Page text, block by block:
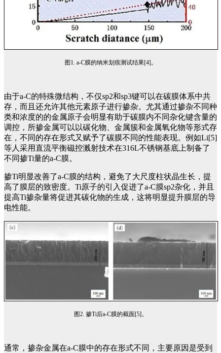
图1. a-C膜的纳米划痕测试结果[4]。
由于a-C的特殊微结构，不仅sp2和sp3键可以在碳膜体系中共
存，而且还允许其他元素原子进行掺杂。 尤其通过掺杂不同种
类和浓度的的金属原子会明显有助于碳膜内不同杂化键含量的
调控，所掺金属可以以碳化物、金属簇和金属氧化物等形式存
在，不同的存在形式又赋予了碳膜不同的性能表现。 例如Li[5]
等人采用直流平衡磁控溅射技术在316L不锈钢基底上制备了
不同掺Ti量的a-C膜。
掺Ti明显改善了a-C膜的结构，避免了大尺度柱状晶生长，提
高了膜层的致密度。Ti原子的引入促进了a-C膜sp2杂化，并且
提高Ti掺杂量将促进其碳化物的生成，这将明显提升膜层的导
电性能。
图2. 掺Ti后a-C膜的截面[5]。
通常，掺杂金属在a-C膜中的存在形式不同，主要原因是受到